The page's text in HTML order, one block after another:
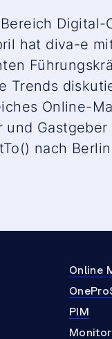
hat diva-e
Trends
Online-
nach
Online
PIM